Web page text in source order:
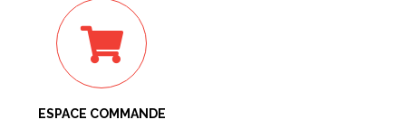
ESPACE COMMANDE